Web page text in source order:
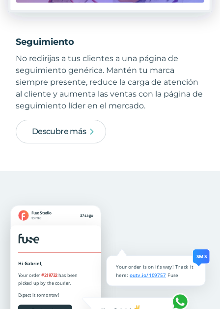
Seguimiento
No redirijas a tus clientes a una página de
seguimiento genérica. Mantén tu marca
siempre presente, reduce la carga de atención
al cliente y aumenta las ventas con la página de
seguimiento líder en el mercado.
Descubre más